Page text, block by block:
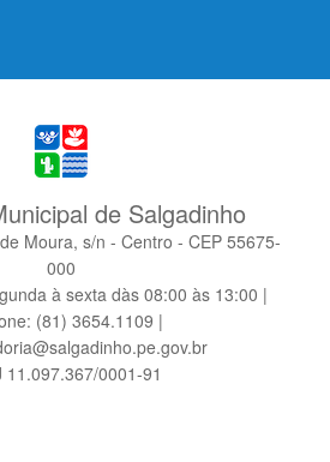
de Salgadinho
Moura, s/n - Centro - CEP 55675-
000
à sexta dàs 08:00 às 13:00 |
(81) 3654.1109 |
11.097.367/0001-91